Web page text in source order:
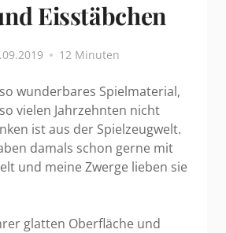
Eisstäbchen
12 Minuten
wunderbares Spielmaterial,
vielen Jahrzehnten nicht
ist aus der Spielzeugwelt.
damals schon gerne mit
und meine Zwerge lieben sie
glatten Oberfläche und